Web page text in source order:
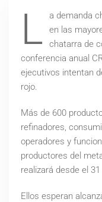
L
a demanda
en las
chatarra de
conferencia anual
ejecutivos intentan
rojo.
Más de 600
refinadores,
operadores y
productores del
realizará desde el
Ellos esperan